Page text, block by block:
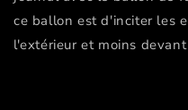
ce ballon est d'inciter les
l'extérieur et moins